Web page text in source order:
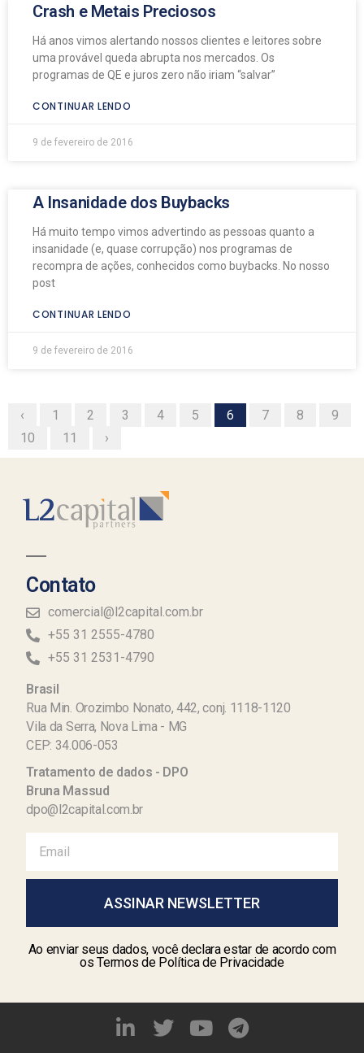
Crash e Metais Preciosos
Há anos vimos alertando nossos clientes e leitores sobre
uma provável queda abrupta nos mercados. Os
programas de QE e juros zero não iriam “salvar”
CONTINUAR LENDO
9 de fevereiro de 2016
A Insanidade dos Buybacks
Há muito tempo vimos advertindo as pessoas quanto a
insanidade (e, quase corrupção) nos programas de
recompra de ações, conhecidos como buybacks. No nosso
post
CONTINUAR LENDO
9 de fevereiro de 2016
‹ 1 2 3 4 5 6 7 8
9
10
11 ›
Contato
comercial@l2capital.com.br
+55 31 2555-4780
+55 31 2531-4790
Brasil
Rua Min. Orozimbo Nonato, 442, conj. 1118-1120
Vila da Serra, Nova Lima - MG
CEP: 34.006-053
Tratamento de dados - DPO
Bruna Massud
dpo@l2capital.com.br
ASSINAR NEWSLETTER
Ao enviar seus dados, você declara estar de acordo com
os Termos de Política de Privacidade